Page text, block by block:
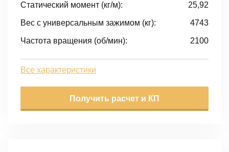
Статический момент (кг/м): 25,92
Вес с универсальным зажимом (кг): 4743
Частота вращения (об/мин): 2100
Все характеристики
Получить расчет и КП